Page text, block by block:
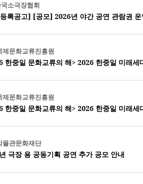
소극장협회
록공고] [공모] 2026년 야간 공연 관람권 운
제문화교류진흥원
한중일 문화교류의 해> 2026 한중일 미래
제문화교류진흥원
한중일 문화교류의 해> 2026 한중일 미래
물관문화재단
극장 용 공동기획 공연 추가 공모 안내